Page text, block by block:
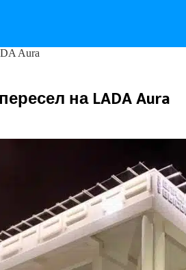
Aura
на LADA Aura